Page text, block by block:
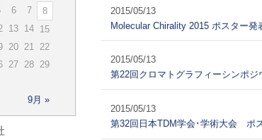
6 7
8
13 14 15
20 21
22
27 28 29
9月 »
2015/05/13
Molecular Chirality 2015 ポスター発
2015/05/13
第22回クロマトグラフィーシンポ
2015/05/13
第32回日本TDM学会･学術大会 ポ